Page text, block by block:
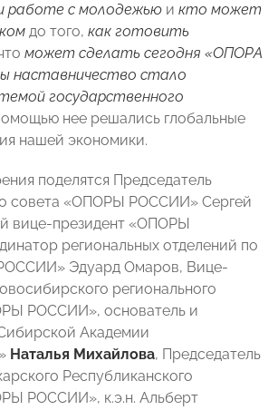
работе с молодежью и кто может
до того, как готовить
может сделать сегодня «ОПОРА
наставничество стало
государственного
нее решались глобальные
нашей экономики.
поделятся Председатель
совета «ОПОРЫ РОССИИ» Сергей
вице-президент «ОПОРЫ
региональных отделений по
Эдуард Омаров, Вице-
регионального
РОССИИ», основатель и
Академии
Наталья Михайлова, Председатель
Республиканского
РОССИИ», к.э.н. Альберт